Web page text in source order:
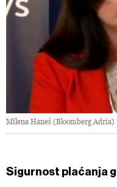
Milena Haneš (Bloomberg Adria)
Sigurnost plaćanja